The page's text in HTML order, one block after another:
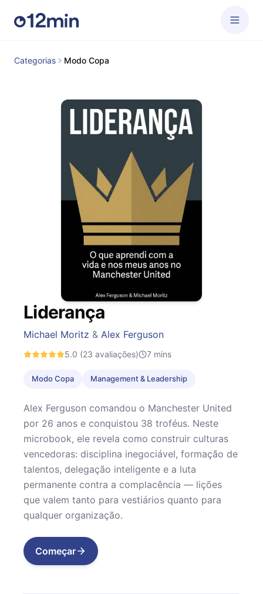
Categorias Modo Copa
Liderança
Michael Moritz & Alex Ferguson
5.0 (23 avaliações) 7 mins
Modo Copa Management & Leadership
Alex Ferguson comandou o Manchester United
por 26 anos e conquistou 38 troféus. Neste
microbook, ele revela como construir culturas
vencedoras: disciplina inegociável, formação de
talentos, delegação inteligente e a luta
permanente contra a complacência — lições
que valem tanto para vestiários quanto para
qualquer organização.
Começar